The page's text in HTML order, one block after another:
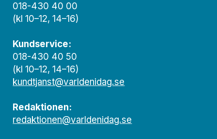
018-430 40 00
(kl 10–12, 14–16)
Kundservice:
018-430 40 50
(kl 10–12, 14–16)
kundtjanst@varldenidag.se
Redaktionen:
redaktionen@varldenidag.se